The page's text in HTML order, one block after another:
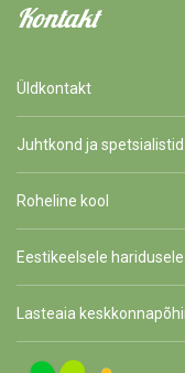
Kontakt
Üldkontakt
Juhtkond ja spetsialistid
Roheline kool
Eestikeelsele
Lasteaia